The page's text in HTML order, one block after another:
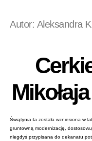
Autor: Aleksandra
Świątynia ta została wzniesiona w
gruntowną modernizację,
niegdyś przypisana do dekanatu